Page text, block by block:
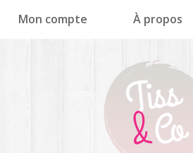
Mon compte À propos